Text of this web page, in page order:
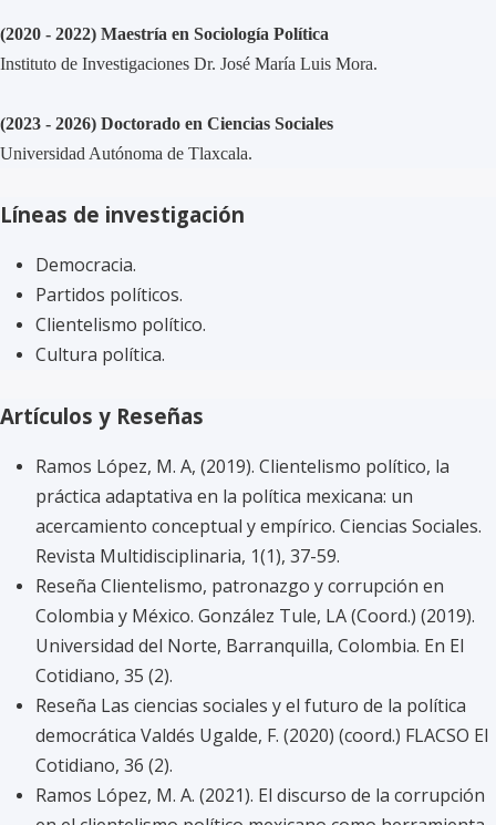
(2020 - 2022) Maestría en Sociología Política
Instituto de Investigaciones Dr. José María Luis Mora.
(2023 - 2026) Doctorado en Ciencias Sociales
Universidad Autónoma de Tlaxcala.
Líneas de investigación
Democracia.
Partidos políticos.
Clientelismo político.
Cultura política.
Artículos y Reseñas
Ramos López, M. A, (2019). Clientelismo político, la
práctica adaptativa en la política mexicana: un
acercamiento conceptual y empírico. Ciencias Sociales.
Revista Multidisciplinaria, 1(1), 37-59.
Reseña Clientelismo, patronazgo y corrupción en
Colombia y México. González Tule, LA (Coord.) (2019).
Universidad del Norte, Barranquilla, Colombia. En El
Cotidiano, 35 (2).
Reseña Las ciencias sociales y el futuro de la política
democrática Valdés Ugalde, F. (2020) (coord.) FLACSO El
Cotidiano, 36 (2).
Ramos López, M. A. (2021). El discurso de la corrupción